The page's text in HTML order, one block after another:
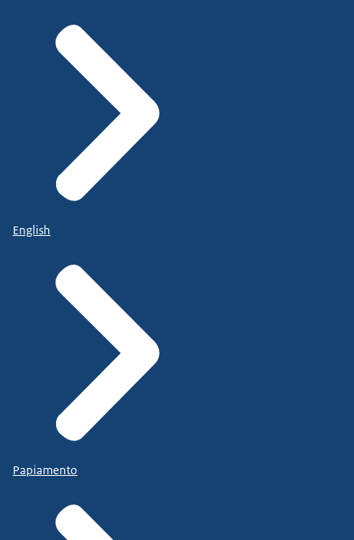
English
Papiamento